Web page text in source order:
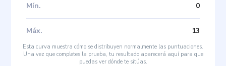
Mín. 0
Máx. 13
Esta curva muestra cómo se distribuyen normalmente las puntuaciones.
Una vez que completes la prueba, tu resultado aparecerá aquí para que
puedas ver dónde te sitúas.